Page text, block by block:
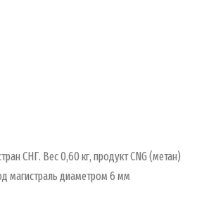
СНГ. Вес 0,60 кг, продукт CNG (метан)
магистраль диаметром 6 мм